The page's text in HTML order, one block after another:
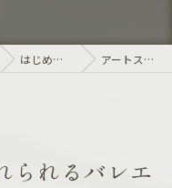
はじめての方へ アートスポーツ
られるバレエ